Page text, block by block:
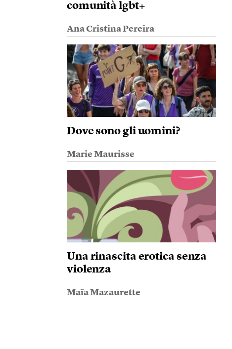
comunità lgbt+
Ana Cristina Pereira
Dove sono gli uomini?
Marie Maurisse
Una rinascita erotica senza
violenza
Maïa Mazaurette